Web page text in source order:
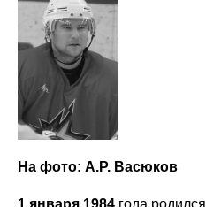
На фото: А.Р. Васюков